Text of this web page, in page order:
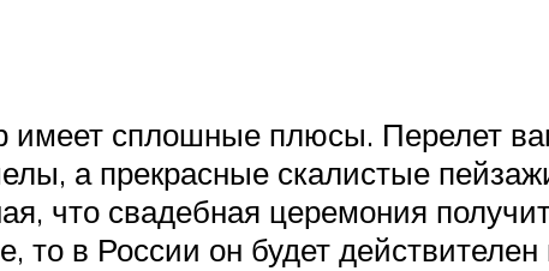
имеет сплошные плюсы. Перелет
а прекрасные скалистые
что свадебная церемония
то в России он будет